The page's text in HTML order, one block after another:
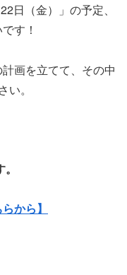
日（金）」の予定、
す！
画を立てて、その中
。
から】